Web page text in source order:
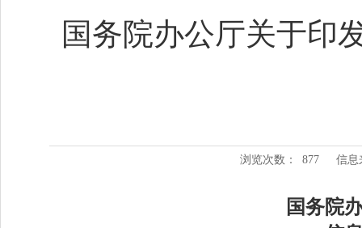
国务院办公厅关于印
浏览次数： 877 信息
国务院